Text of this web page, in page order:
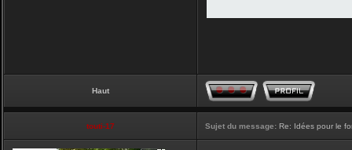
Haut
touti-17 Sujet du message: Re: Idées pour le